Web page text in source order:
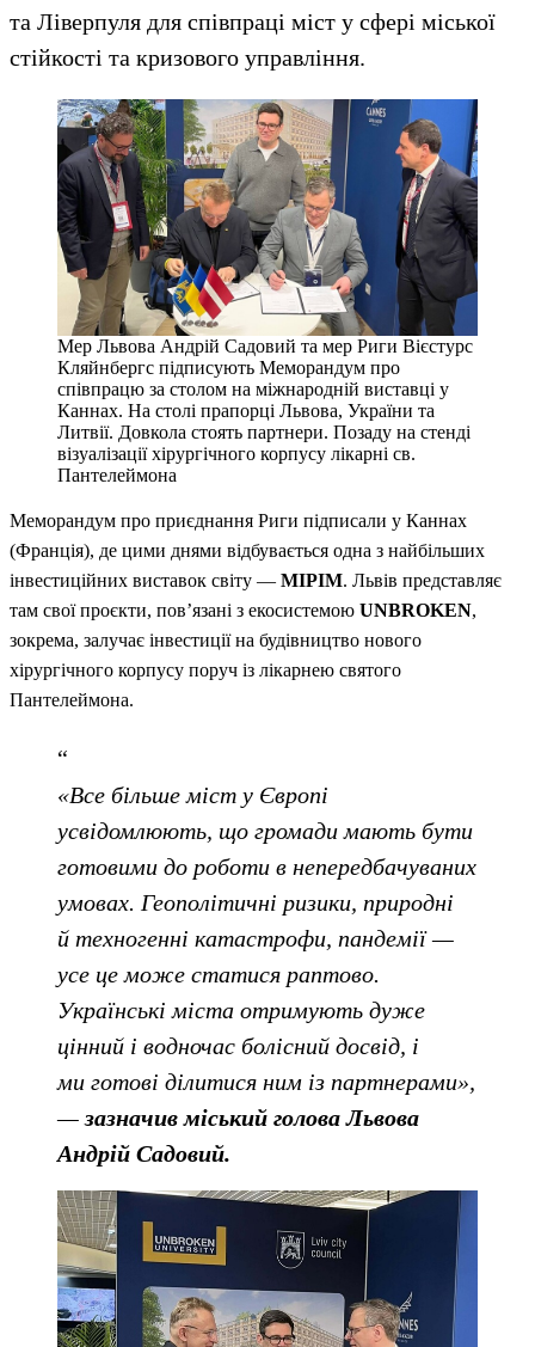
та Ліверпуля для співпраці міст у сфері міської
стійкості та кризового управління.
Мер Львова Андрій Садовий та мер Риги Вієстурс
Кляйнбергс підписують Меморандум про
співпрацю за столом на міжнародній виставці у
Каннах. На столі прапорці Львова, України та
Литвії. Довкола стоять партнери. Позаду на стенді
візуалізації хірургічного корпусу лікарні св.
Пантелеймона
Меморандум про приєднання Риги підписали у Каннах
(Франція), де цими днями відбувається одна з найбільших
інвестиційних виставок світу — MIPIM. Львів представляє
там свої проєкти, пов’язані з екосистемою UNBROKEN,
зокрема, залучає інвестиції на будівництво нового
хірургічного корпусу поруч із лікарнею святого
Пантелеймона.
«Все більше міст у Європі
усвідомлюють, що громади мають бути
готовими до роботи в непередбачуваних
умовах. Геополітичні ризики, природні
й техногенні катастрофи, пандемії —
усе це може статися раптово.
Українські міста отримують дуже
цінний і водночас болісний досвід, і
ми готові ділитися ним із партнерами»,
—зазначив міський голова Львова
Андрій Садовий.